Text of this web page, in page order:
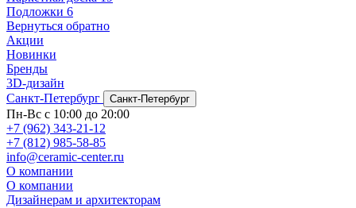
Подложки 6
Вернуться обратно
Акции
Новинки
Бренды
3D-дизайн
Санкт-Петербург
Санкт-Петербург
Пн-Вс с 10:00 до 20:00
+7 (962) 343-21-12
+7 (812) 985-58-85
info@ceramic-center.ru
О компании
О компании
Дизайнерам и архитекторам